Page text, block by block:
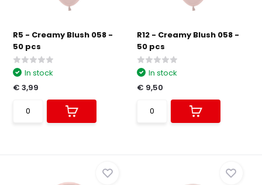
R5 - Creamy Blush 058 -
50 pcs
In stock
€ 3,99
R12 - Creamy Blush 058 -
50 pcs
In stock
€ 9,50